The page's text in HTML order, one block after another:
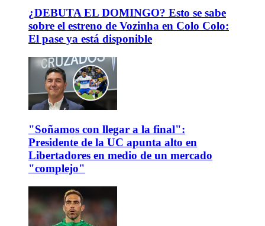
¿DEBUTA EL DOMINGO? Esto se sabe
sobre el estreno de Vozinha en Colo Colo:
El pase ya está disponible
"Soñamos con llegar a la final":
Presidente de la UC apunta alto en
Libertadores en medio de un mercado
"complejo"